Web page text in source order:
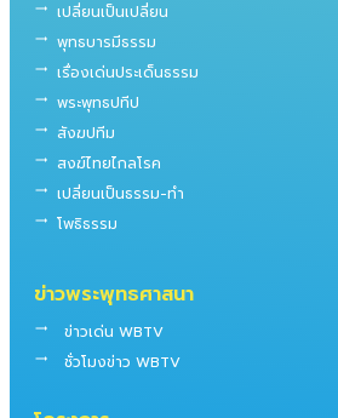
trending_flat เปลี่ยนเป็นเปลี่ยน
trending_flat พุทธบารมีธรรม
trending_flat เรื่องเด่นประเด็นธรรม
trending_flat พระพุทธปทีป
trending_flat สังฆปทีม
trending_flat สงฆ์ไทยไกลโรค
trending_flat เปลี่ยนเป็นธรรม-ทำ
trending_flat โพธิธรรม
ข่าวพระพุทธศาสนา
trending_flat ข่าวเด่น WBTV
trending_flat ชั่วโมงข่าว WBTV